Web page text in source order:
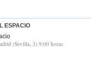
ESPACIO
(Sevilla, 3) 9:00 horas